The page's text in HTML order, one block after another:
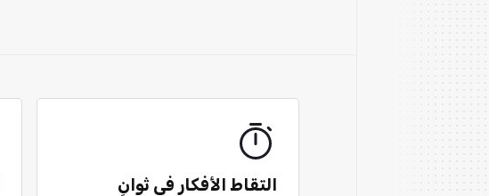
التقاط الأفكار في ثوانٍ